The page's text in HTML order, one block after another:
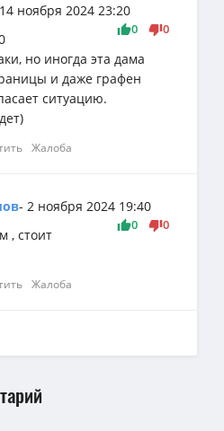
ноября 2024 23:20
0 0
но иногда эта дама
и даже графен
ситуацию.
Жалоба
- 2 ноября 2024 19:40
0 0
, стоит
Жалоба